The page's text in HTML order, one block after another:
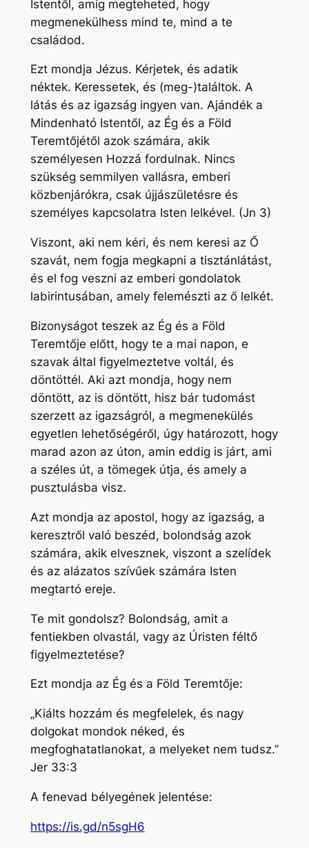
Istentől, amíg megteheted, hogy
megmenekülhess mind te, mind a te
családod.
Ezt mondja Jézus. Kérjetek, és adatik
néktek. Keressetek, és (meg-)találtok. A
látás és az igazság ingyen van. Ajándék a
Mindenható Istentől, az Ég és a Föld
Teremtőjétől azok számára, akik
személyesen Hozzá fordulnak. Nincs
szükség semmilyen vallásra, emberi
közbenjárókra, csak újjászületésre és
személyes kapcsolatra Isten lelkével. (Jn 3)
Viszont, aki nem kéri, és nem keresi az Ő
szavát, nem fogja megkapni a tisztánlátást,
és el fog veszni az emberi gondolatok
labirintusában, amely felemészti az ő lelkét.
Bizonyságot teszek az Ég és a Föld
Teremtője előtt, hogy te a mai napon, e
szavak által figyelmeztetve voltál, és
döntöttél. Aki azt mondja, hogy nem
döntött, az is döntött, hisz bár tudomást
szerzett az igazságról, a megmenekülés
egyetlen lehetőségéről, úgy határozott, hogy
marad azon az úton, amin eddig is járt, ami
a széles út, a tömegek útja, és amely a
pusztulásba visz.
Azt mondja az apostol, hogy az igazság, a
keresztről való beszéd, bolondság azok
számára, akik elvesznek, viszont a szelídek
és az alázatos szívűek számára Isten
megtartó ereje.
Te mit gondolsz? Bolondság, amit a
fentiekben olvastál, vagy az Úristen féltő
figyelmeztetése?
Ezt mondja az Ég és a Föld Teremtője:
„Kiálts hozzám és megfelelek, és nagy
dolgokat mondok néked, és
megfoghatatlanokat, a melyeket nem tudsz.”
Jer 33:3
A fenevad bélyegének jelentése:
https://is.gd/n5sgH6